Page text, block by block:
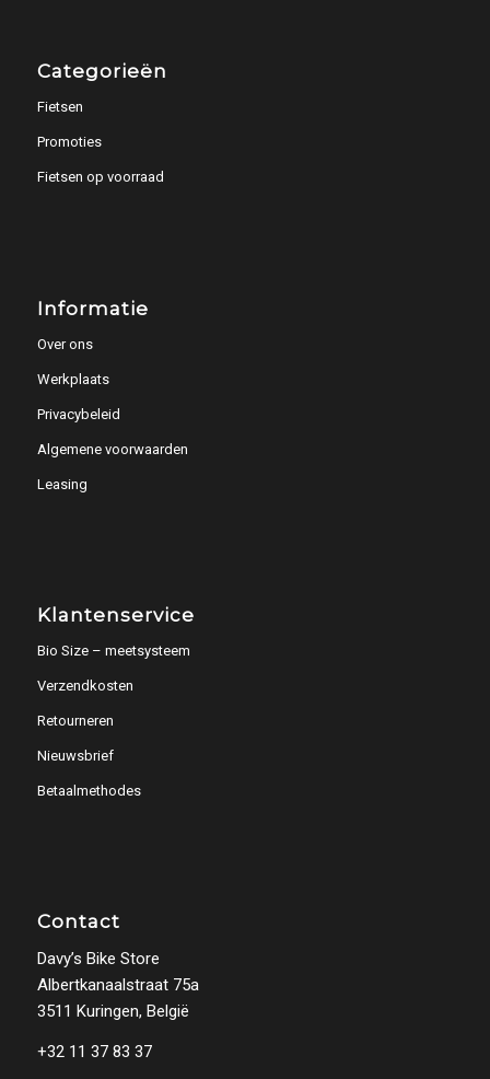
Categorieën
Fietsen
Promoties
Fietsen op voorraad
Informatie
Over ons
Werkplaats
Privacybeleid
Algemene voorwaarden
Leasing
Klantenservice
Bio Size – meetsysteem
Verzendkosten
Retourneren
Nieuwsbrief
Betaalmethodes
Contact
Davy’s Bike Store
Albertkanaalstraat 75a
3511 Kuringen, België
+32 11 37 83 37